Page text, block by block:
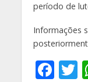
período de
Informações
F T